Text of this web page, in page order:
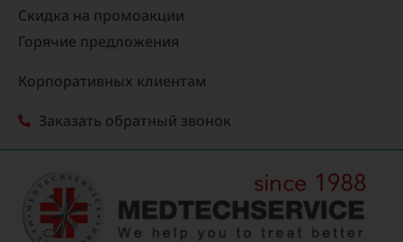
Скидка на промоакции
Горячие предложения
Корпоративных клиентам
Заказать обратный звонок